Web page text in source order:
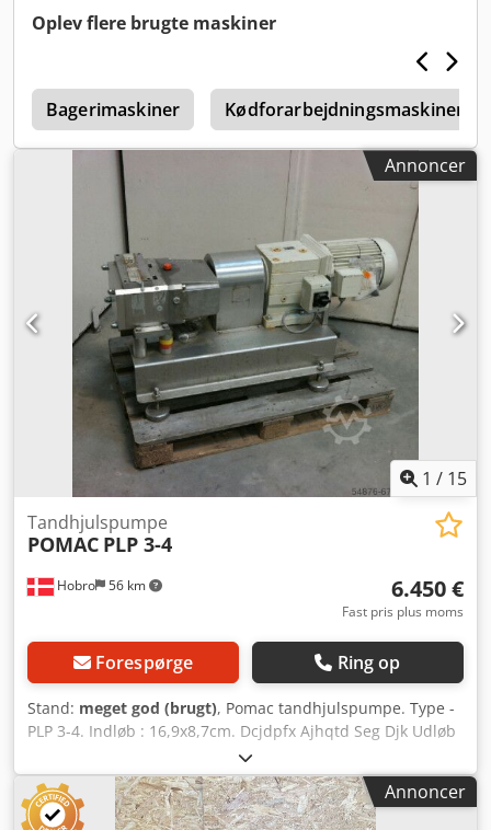
Oplev flere brugte maskiner
Bagerimaskiner Kødforarbejdningsmaskiner
Annoncer
1 / 15
Hobro 56 km
Tandhjulspumpe
POMAC PLP 3-4
6.450 €
Fast pris plus moms
Forespørge Ring op
Stand: meget god (brugt), Pomac tandhjulspumpe. Type -
PLP 3-4. Indløb : 16,9x8,7cm. Dcjdpfx Ajhqtd Seg Djk Udløb
: 4". 6 m3/h. 15 bar. Har aldrig været i brug. Mange
forskellige pumper på lager. (Se de ekstra billeder)
Annoncer